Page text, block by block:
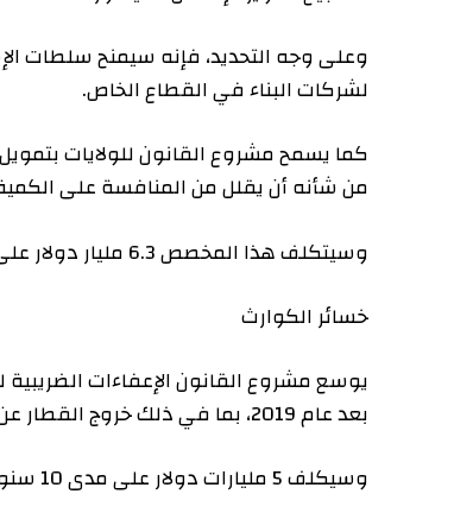
لشركات البناء في القطاع الخاص.
كما يسمح مشروع القانون للولايات بتمويل
من شأنه أن يقلل من المنافسة على الكمية
وسيتكلف هذا المخصص 6.3 مليار دولار على مدى 10 سنوات.
خسائر الكوارث
يوسع مشروع القانون الإعفاءات الضريبية
بعد عام 2019، بما في ذلك خروج القطار عن مساره في فبراير 2023 في شرق فلسطين، أوهايو.
وسيكلف 5 مليارات دولار على مدى 10 سنوات.